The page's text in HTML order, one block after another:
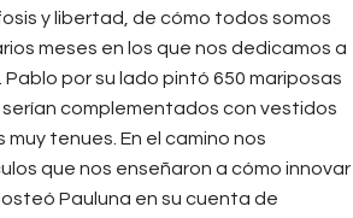
y libertad, de cómo todos somos
meses en los que nos dedicamos a
por su lado pintó 650 mariposas
complementados con vestidos
tenues. En el camino nos
que nos enseñaron a cómo innovar
Pauluna en su cuenta de